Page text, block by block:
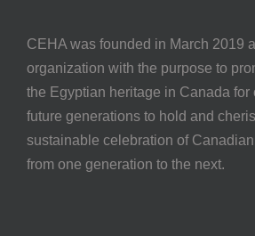
CEHA was founded in March 2019
organization with the purpose to
the Egyptian heritage in Canada for
future generations to hold and
sustainable celebration of
from one generation to the next.